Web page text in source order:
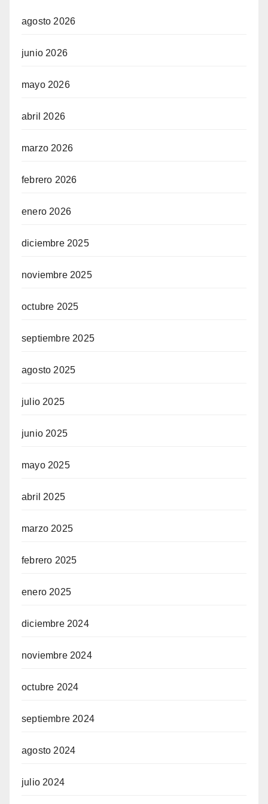
agosto 2026
junio 2026
mayo 2026
abril 2026
marzo 2026
febrero 2026
enero 2026
diciembre 2025
noviembre 2025
octubre 2025
septiembre 2025
agosto 2025
julio 2025
junio 2025
mayo 2025
abril 2025
marzo 2025
febrero 2025
enero 2025
diciembre 2024
noviembre 2024
octubre 2024
septiembre 2024
agosto 2024
julio 2024